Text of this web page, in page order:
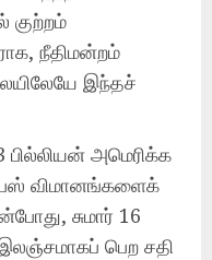
குற்றம்
நீதிமன்றம்
இந்தச்
அமெரிக்க
விமானங்களைக்
சுமார் 16
பெற சதி